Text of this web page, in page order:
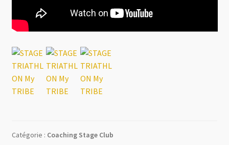
Catégorie : Coaching Stage Club